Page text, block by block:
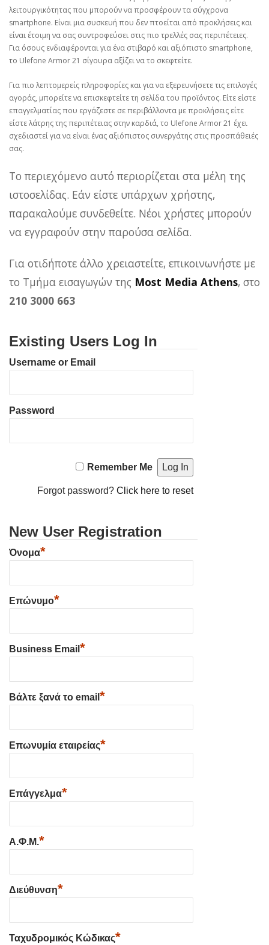
λειτουργικότητας που μπορούν να προσφέρουν τα σύγχρονα
smartphone. Είναι μια συσκευή που δεν πτοείται από προκλήσεις και
είναι έτοιμη να σας συντροφεύσει στις πιο τρελλές σας περιπέτειες.
Για όσους ενδιαφέρονται για ένα στιβαρό και αξιόπιστο smartphone,
το Ulefone Armor 21 σίγουρα αξίζει να το σκεφτείτε.
Για πιο λεπτομερείς πληροφορίες και για να εξερευνήσετε τις επιλογές
αγοράς, μπορείτε να επισκεφτείτε τη σελίδα του προϊόντος. Είτε είστε
επαγγελματίας που εργάζεστε σε περιβάλλοντα με προκλήσεις είτε
είστε λάτρης της περιπέτειας στην καρδιά, το Ulefone Armor 21 έχει
σχεδιαστεί για να είναι ένας αξιόπιστος συνεργάτης στις προσπάθειές
σας.
Το περιεχόμενο αυτό περιορίζεται στα μέλη της
ιστοσελίδας. Εάν είστε υπάρχων χρήστης,
παρακαλούμε συνδεθείτε. Νέοι χρήστες μπορούν
να εγγραφούν στην παρούσα σελίδα.
Για οτιδήποτε άλλο χρειαστείτε, επικοινωνήστε με
το Τμήμα εισαγωγών της Most Media Athens, στο
210 3000 663
Existing Users Log In
Username or Email
Password
Remember Me
Forgot password?Click here to reset
New User Registration
Όνομα*
Επώνυμο*
Business Email *
Βάλτε ξανά το email *
Επωνυμία εταιρείας*
Επάγγελμα*
Α.Φ.Μ.*
Διεύθυνση*
Ταχυδρομικός Κώδικας*